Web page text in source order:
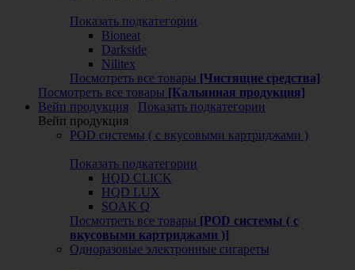
Показать подкатегории
Bioneat
Darkside
Nilitex
Посмотреть все товары [Чистящие средства]
Посмотреть все товары [Кальянная продукция]
Вейп продукция
Показать подкатегории
Вейп продукция
POD системы ( с вкусовыми картриджами )
Показать подкатегории
HQD CLICK
HQD LUX
SOAK Q
Посмотреть все товары [POD системы ( с
вкусовыми картриджами )]
Одноразовые электронные сигареты